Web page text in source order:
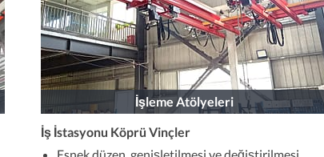
İşleme Atölyeleri
İş İstasyonu Köprü Vinçler